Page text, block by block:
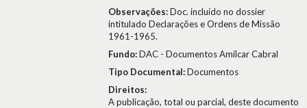
Observações:Doc. incluído no dossier
intitulado Declarações e Ordens de Missão
1961-1965.
Fundo:DAC - Documentos Amílcar Cabral
Tipo Documental:Documentos
Direitos:
A publicação, total ou parcial, deste documento